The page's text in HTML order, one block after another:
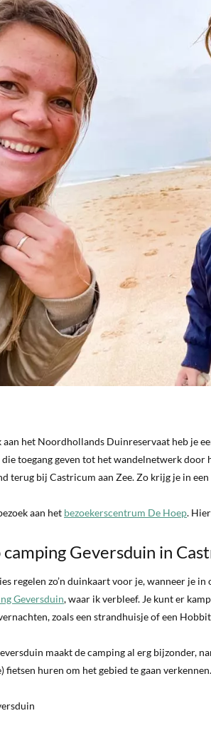
aan het Noordhollands Duinreservaat heb je
toegang geven tot het wandelnetwerk door
terug bij Castricum aan Zee. Zo krijg je in
aan het bezoekerscentrum De Hoep.
camping Geversduin in
regelen zo’n duinkaart voor je, wanneer je
Geversduin, waar ik verbleef. Je kunt er
zoals een strandhuisje of een
maakt de camping al erg bijzonder,
fietsen huren om het gebied te gaan verkennen.